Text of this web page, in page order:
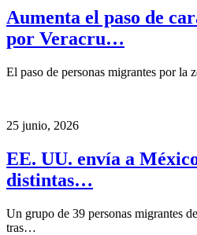
Aumenta el paso de
por Veracru…
El paso de personas migrantes por la
25 junio, 2026
EE. UU. envía a
distintas…
Un grupo de 39 personas migrantes
tras…